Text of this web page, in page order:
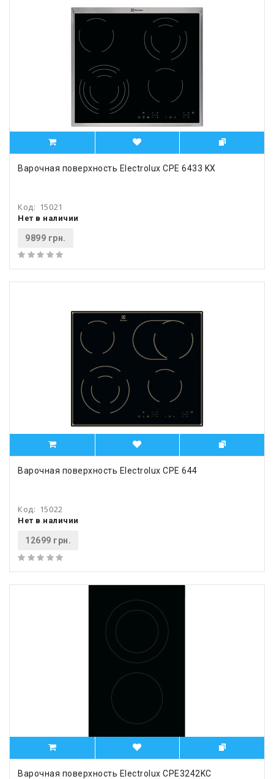
Варочная поверхность Electrolux CPE 6433 KX
Код: 15021
Нет в наличии
9899 грн.
Варочная поверхность Electrolux CPE 644
Код: 15022
Нет в наличии
12699 грн.
Варочная поверхность Electrolux CPE3242KC